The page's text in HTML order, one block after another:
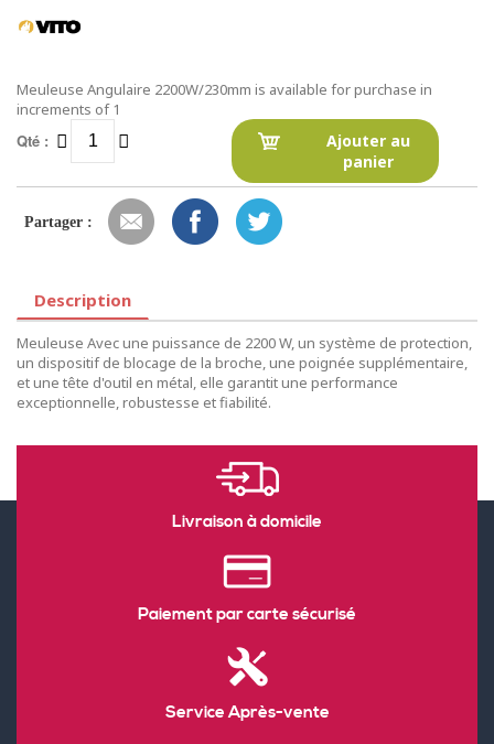
Meuleuse Angulaire 2200W/230mm is available for purchase in
increments of 1
Qté :
Ajouter au
panier
Partager :
Description
Meuleuse Avec une puissance de 2200 W, un système de protection,
un dispositif de blocage de la broche, une poignée supplémentaire,
et une tête d'outil en métal, elle garantit une performance
exceptionnelle, robustesse et fiabilité.
Livraison à domicile
Paiement par carte sécurisé
Service Après-vente